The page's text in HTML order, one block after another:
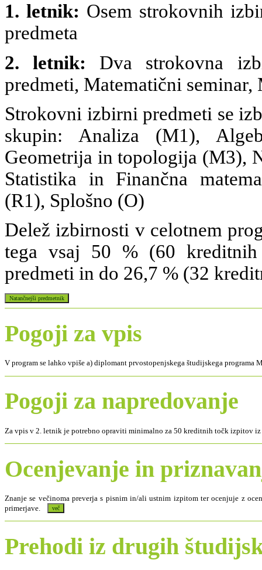
1. letnik: Osem strokovnih
predmeta
2. letnik: Dva strokovna
predmeti, Matematični
Strokovni izbirni predmeti se
skupin: Analiza (M1),
Geometrija in topologija (M3),
Statistika in Finančna
(R1), Splošno (O)
Delež izbirnosti v celotnem
tega vsaj 50 % (60
predmeti in do 26,7 % (32
Pogoji za vpis
V program se lahko vpiše a) diplomant prvostopenjskega študijskega
Pogoji za napredovanje
Za vpis v 2. letnik je potrebno opraviti minimalno za 50 kreditnih točk izpitov
Ocenjevanje in
Znanje se večinoma preverja s pisnim in/ali ustnim izpitom ter ocenjuje z
primerjave.
Prehodi iz drugih